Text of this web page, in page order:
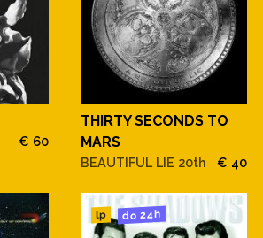
€ 60
THIRTY SECONDS TO
MARS
BEAUTIFUL LIE 20th € 40
lp do 24h